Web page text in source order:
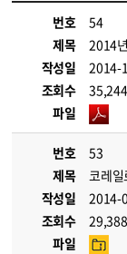
번호
54
제목
2014
작성일
2014-
조회수
35,244
파일
번호
53
제목
코레
작성일
2014-
조회수
29,388
파일